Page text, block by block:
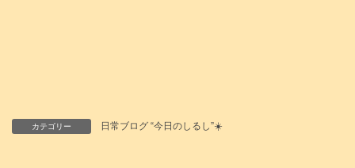
カテゴリー 日常ブログ “今日のしるし”☀️